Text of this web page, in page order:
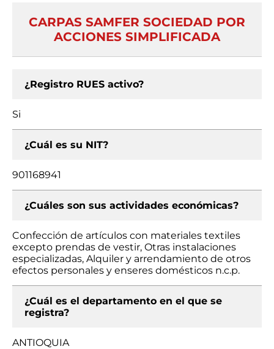
CARPAS SAMFER SOCIEDAD POR
ACCIONES SIMPLIFICADA
¿Registro RUES activo?
Si
¿Cuál es su NIT?
901168941
¿Cuáles son sus actividades económicas?
Confección de artículos con materiales textiles
excepto prendas de vestir, Otras instalaciones
especializadas, Alquiler y arrendamiento de otros
efectos personales y enseres domésticos n.c.p.
¿Cuál es el departamento en el que se
registra?
ANTIOQUIA